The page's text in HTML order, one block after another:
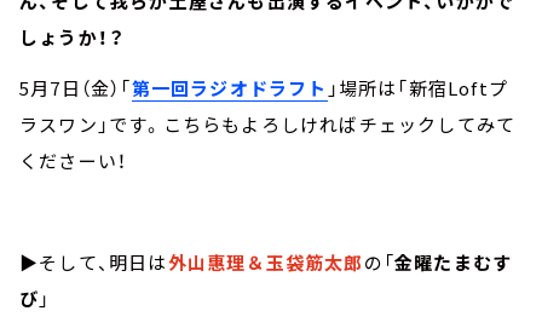
しょうか！？
5月7日（金）「第一回ラジオドラフト 」場所は「新宿Loftプ
ラスワン」です。こちらもよろしければチェックしてみて
くださーい！
▶そして、明日は外山惠理＆玉袋筋太郎の「金曜たまむす
び 」